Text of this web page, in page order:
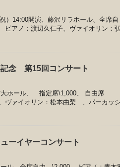
）14:00開演、藤沢リラホール、全席自
アノ：渡辺久仁子、ヴァイオリン：
念 第15回コンサート
ホール、 指定席\1,000、 自由席
ァイオリン：松本由梨 、パーカッシ
イヤーコンサート